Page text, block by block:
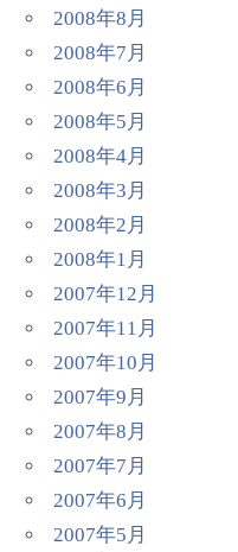
2008年8月
2008年7月
2008年6月
2008年5月
2008年4月
2008年3月
2008年2月
2008年1月
2007年12月
2007年11月
2007年10月
2007年9月
2007年8月
2007年7月
2007年6月
2007年5月